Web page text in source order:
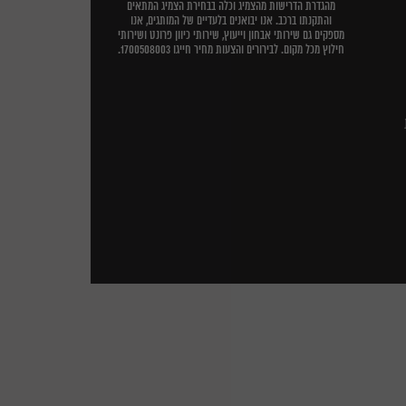
מהגדרת הדרישות מהצמיג וכלה בבחירת הצמיג המתאים
והתקנתו ברכב. אנו יבואנים בלעדיים של המותגים, אנו
מספקים גם שירותי אבחון וייעוץ, שירותי כיוון פרונט ושירותי
חילוץ מכל מקום. לבירורים והצעות מחיר חייגו 1700508003.